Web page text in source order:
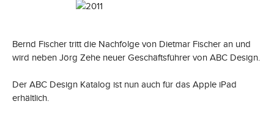
Bernd Fischer tritt die Nachfolge von Dietmar Fischer an und
wird neben Jörg Zehe neuer Geschäftsführer von ABC Design.
Der ABC Design Katalog ist nun auch für das Apple iPad
erhältlich.